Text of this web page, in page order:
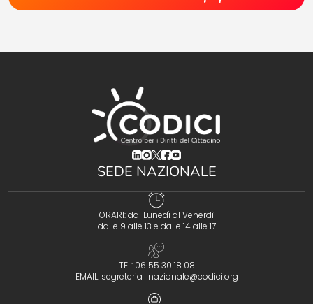
(opens in a new tab)
(opens in a new tab)
(opens in a new tab)
(opens in a new tab)
(opens in a new tab)
SEDE NAZIONALE
ORARI: dal Lunedì al Venerdì
dalle 9 alle 13 e dalle 14 alle 17
TEL: 06 55 30 18 08
EMAIL: segreteria_nazionale@codici.org